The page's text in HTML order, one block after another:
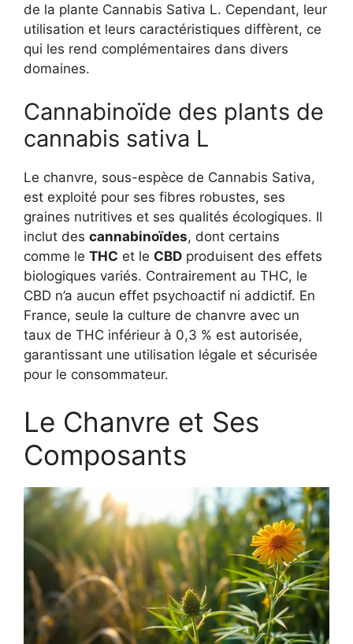
de la plante Cannabis Sativa L. Cependant, leur
utilisation et leurs caractéristiques diffèrent, ce
qui les rend complémentaires dans divers
domaines.
Cannabinoïde des plants de
cannabis sativa L
Le chanvre, sous-espèce de Cannabis Sativa,
est exploité pour ses fibres robustes, ses
graines nutritives et ses qualités écologiques. Il
inclut des cannabinoïdes, dont certains
comme le THC et le CBD produisent des effets
biologiques variés. Contrairement au THC, le
CBD n’a aucun effet psychoactif ni addictif. En
France, seule la culture de chanvre avec un
taux de THC inférieur à 0,3 % est autorisée,
garantissant une utilisation légale et sécurisée
pour le consommateur.
Le Chanvre et Ses
Composants